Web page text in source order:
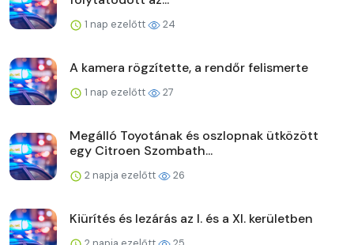
1 nap ezelőtt 24
A kamera rögzítette, a rendőr felismerte
1 nap ezelőtt 27
Megálló Toyotának és oszlopnak ütközött
egy Citroen Szombath...
2 napja ezelőtt 26
Kiürítés és lezárás az I. és a XI. kerületben